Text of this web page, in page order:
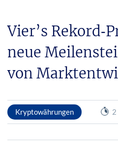
Vier’s
neue
von
Kryptowährungen 2